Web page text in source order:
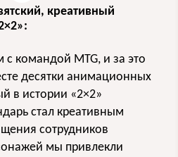
креативный
командой MTG, и за это
десятки анимационных
в истории «2×2»
стал креативным
сотрудников
мы привлекли